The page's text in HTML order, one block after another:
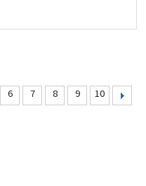
6 7 8 9 10